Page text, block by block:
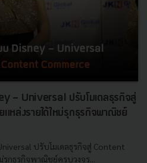
- Universal ปรับโมเดลธุรกิจสู่
หล่งรายได้ใหม่รุกธุรกิจพาณิชย์
ปรับโมเดลธุรกิจสู่ Content
กธุรกิจพาณิชย์ครบวงจร...